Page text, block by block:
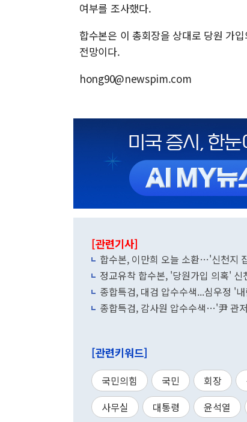
여부를 조사했다.
합수본은 이 총회장을 상대로 당원 가
전망이다.
hong90@newspim.com
[관련기사]
합수본, 이만희 오늘 소환…'신천지
정교유착 합수본, '당원가입 의혹'
종합특검, 대검 압수수색...심우정 '
종합특검, 감사원 압수수색…'尹 관
[관련키워드]
국민의힘 국민 회장
사무실
대통령 윤석열